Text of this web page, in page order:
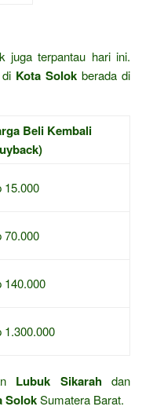
juga terpantau hari ini.
Kota Solok berada di
Beli Kembali
15.000
70.000
140.000
1.300.000
Lubuk Sikarahdan
SolokSumatera Barat.